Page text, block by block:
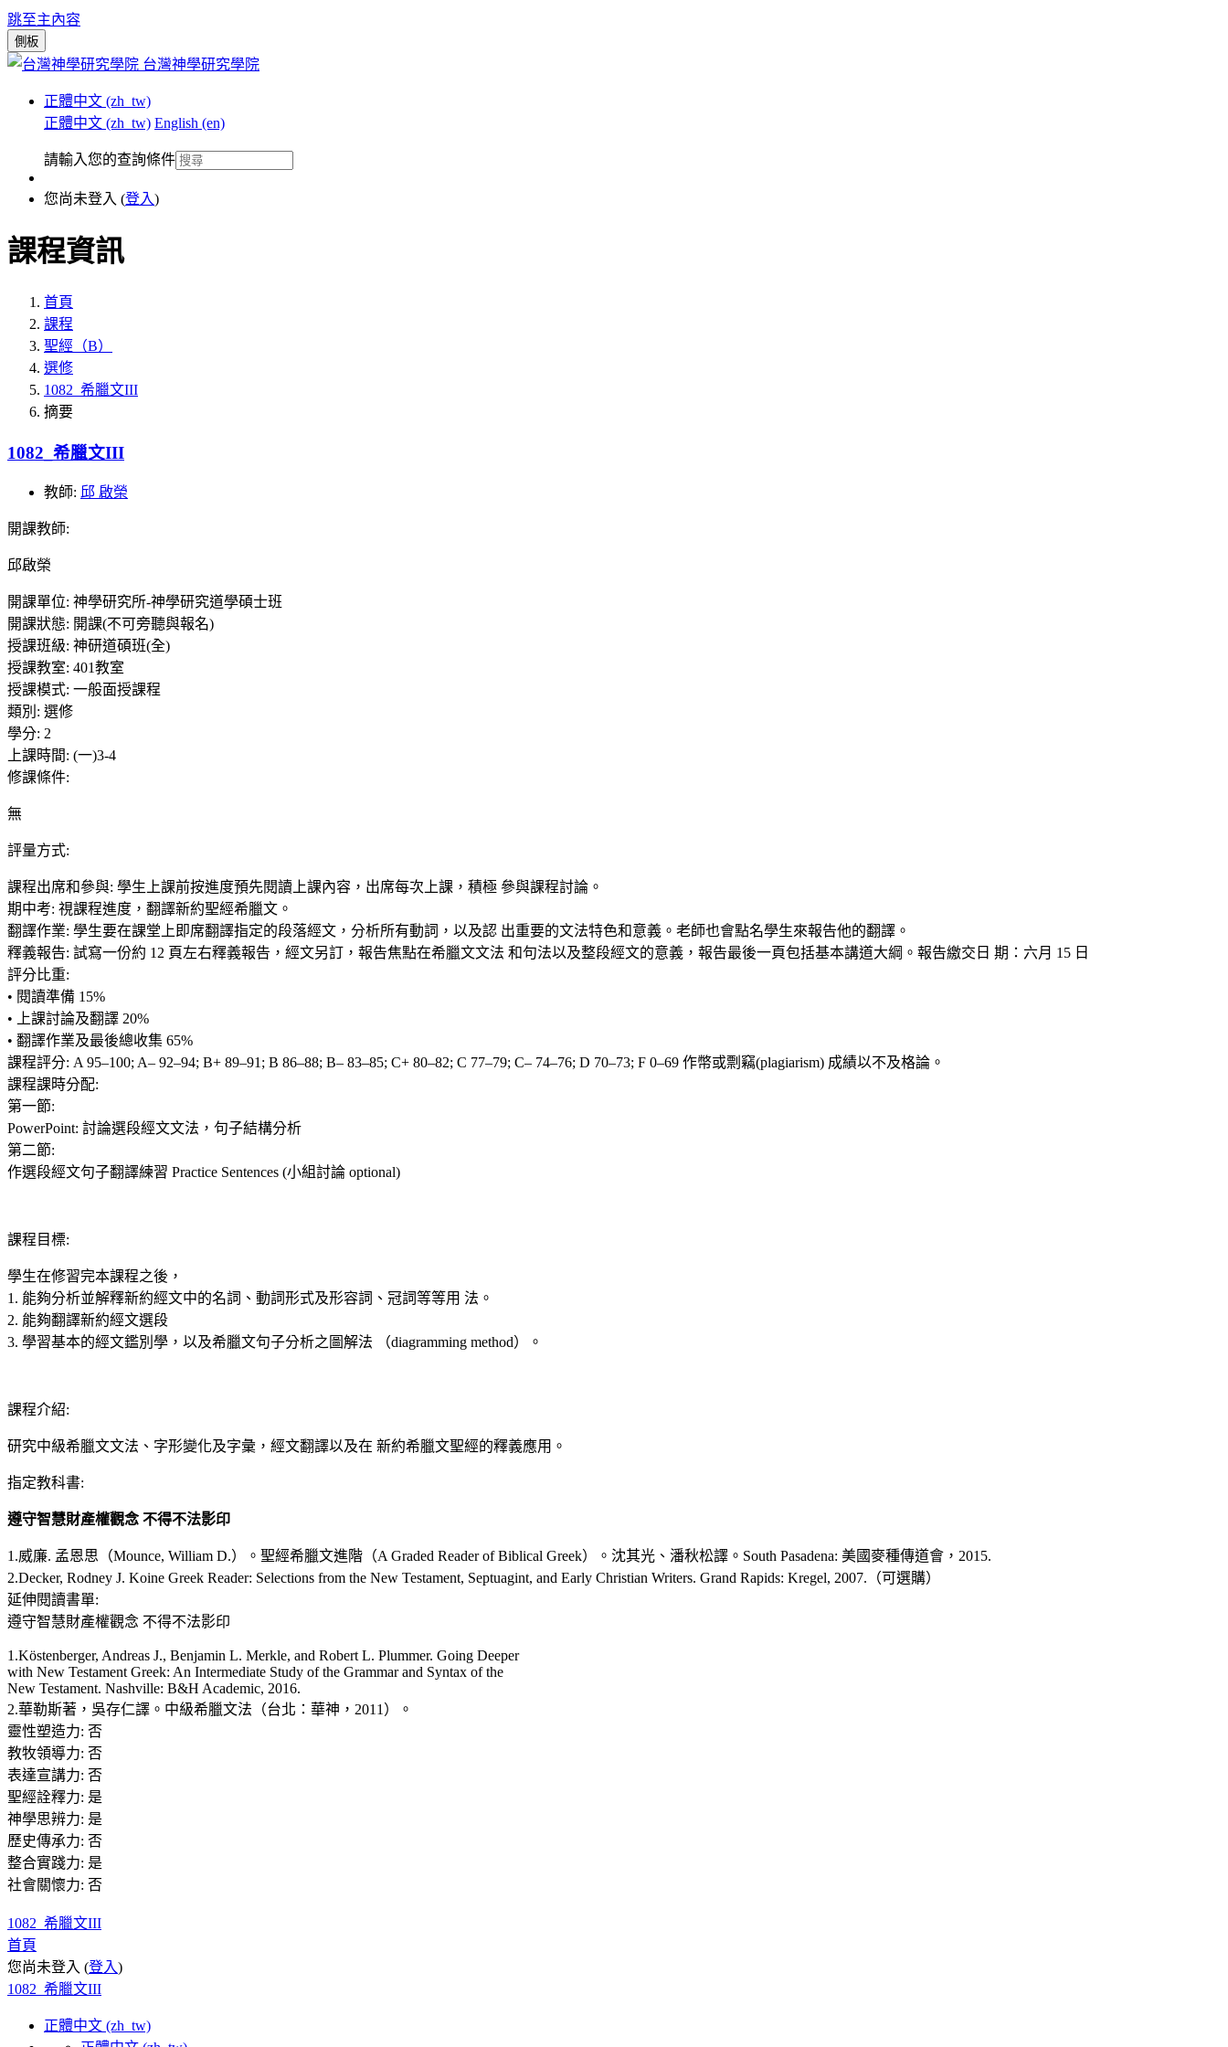
跳至主內容
側板
台灣神學研究學院
正體中文 ‎(zh_tw)‎
正體中文 ‎(zh_tw)‎ English ‎(en)‎
請輸入您的查詢條件
您尚未登入 (登入)
課程資訊
首頁
課程
聖經（B）
選修
1082_希臘文III
摘要
1082_希臘文III
教師: 邱 啟榮
開課教師:
邱啟榮
開課單位: 神學研究所-神學研究道學碩士班
開課狀態: 開課(不可旁聽與報名)
授課班級: 神研道碩班(全)
授課教室: 401教室
授課模式: 一般面授課程
類別 : 選修
學分: 2
上課時間: (一)3-4
修課條件:
無
評量方式:
課程出席和參與: 學生上課前按進度預先閱讀上課內容，出席每次上課，積極 參與課程討論。
期中考: 視課程進度，翻譯新約聖經希臘文。
翻譯作業: 學生要在課堂上即席翻譯指定的段落經文，分析所有動詞，以及認 出重要的文法特色和意義。老師也會點名學生來報告他的翻譯。
釋義報告: 試寫一份約 12 頁左右釋義報告，經文另訂，報告焦點在希臘文文法 和句法以及整段經文的意義，報告最後一頁包括基本講道大綱。報告繳交日 期：六月 15 日
評分比重:
• 閱讀準備 15%
• 上課討論及翻譯 20%
• 翻譯作業及最後總收集 65%
課程評分: A 95–100; A– 92–94; B+ 89–91; B 86–88; B– 83–85; C+ 80–82; C 77–79; C– 74–76; D 70–73; F 0–69 作幣或剽竊(plagiarism) 成績以不及格論。
課程課時分配:
第一節:
PowerPoint: 討論選段經文文法，句子結構分析
第二節:
作選段經文句子翻譯練習 Practice Sentences (小組討論 optional)
課程目標:
學生在修習完本課程之後，
1. 能夠分析並解釋新約經文中的名詞、動詞形式及形容詞、冠詞等等用 法。
2. 能夠翻譯新約經文選段
3. 學習基本的經文鑑別學，以及希臘文句子分析之圖解法 （diagramming method）。
課程介紹:
研究中級希臘文文法、字形變化及字彙，經文翻譯以及在 新約希臘文聖經的釋義應用。
指定教科書:
遵守智慧財產權觀念 不得不法影印
1.威廉. 孟恩思（Mounce, William D.）。聖經希臘文進階（A Graded Reader of Biblical Greek）。沈其光、潘秋松譯。South Pasadena: 美國麥種傳道會，2015.
2.Decker, Rodney J. Koine Greek Reader: Selections from the New Testament, Septuagint, and Early Christian Writers. Grand Rapids: Kregel, 2007.（可選購）
延伸閱讀書單:
遵守智慧財產權觀念 不得不法影印
1.Kӧstenberger, Andreas J., Benjamin L. Merkle, and Robert L. Plummer. Going Deeper
with New Testament Greek: An Intermediate Study of the Grammar and Syntax of the
New Testament. Nashville: B&H Academic, 2016.
2.華勒斯著，吳存仁譯。中級希臘文法（台北：華神，2011）。
靈性塑造力: 否
教牧領導力: 否
表達宣講力: 否
聖經詮釋力: 是
神學思辨力: 是
歷史傳承力: 否
整合實踐力: 是
社會關懷力: 否
1082_希臘文III
首頁
您尚未登入 (登入)
1082_希臘文III
正體中文 ‎(zh_tw)‎